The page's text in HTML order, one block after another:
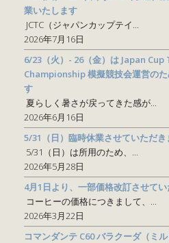
業いたします
JCTC（ジャパンカップテイ...
2026年7月16日
6/23（火）- 26（金）は Japan Cup
Championship 模擬競技会運営の
す
夏らしく暑さが戻ってきた感が...
2026年6月16日
5/31（日）臨時休業させていただき
5/31（日）は所用のため、...
2026年5月28日
4月1日より、一部価格改訂させて
コーヒーの価格につきまして、...
2026年3月22日
コマンダンテ C60 バラクーダ（ミ